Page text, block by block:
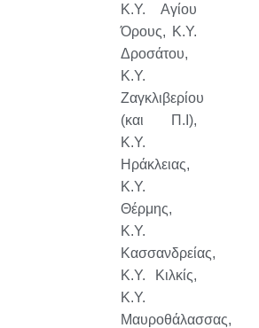
Κ.Υ. Αγίου
Όρους, Κ.Υ.
Δροσάτου,
Κ.Υ.
Ζαγκλιβερίου
(και Π.Ι),
Κ.Υ.
Ηράκλειας,
Κ.Υ.
Θέρμης,
Κ.Υ.
Κασσανδρείας,
Κ.Υ. Κιλκίς,
Κ.Υ.
Μαυροθάλασσας,